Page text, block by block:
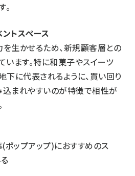
トスペース
生かせるため、新規顧客層との
います。特に和菓子やスイーツ
下に代表されるように、買い回り
まれやすいのが特徴で相性が
ップアップ)におすすめのス